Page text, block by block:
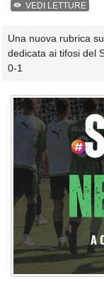
VEDI LETTURE
Una nuova rubrica
dedicata ai tifosi del
0-1